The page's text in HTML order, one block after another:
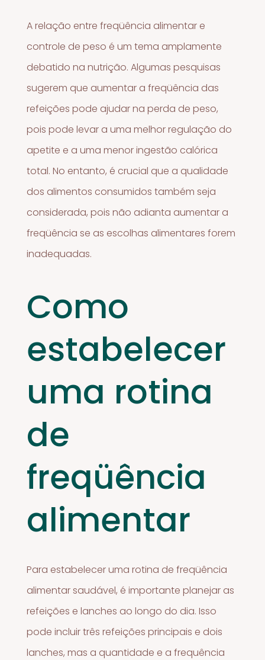
A relação entre freqüência alimentar e
controle de peso é um tema amplamente
debatido na nutrição. Algumas pesquisas
sugerem que aumentar a freqüência das
refeições pode ajudar na perda de peso,
pois pode levar a uma melhor regulação do
apetite e a uma menor ingestão calórica
total. No entanto, é crucial que a qualidade
dos alimentos consumidos também seja
considerada, pois não adianta aumentar a
freqüência se as escolhas alimentares forem
inadequadas.
Como
estabelecer
uma rotina
de
freqüência
alimentar
Para estabelecer uma rotina de freqüência
alimentar saudável, é importante planejar as
refeições e lanches ao longo do dia. Isso
pode incluir três refeições principais e dois
lanches, mas a quantidade e a frequência